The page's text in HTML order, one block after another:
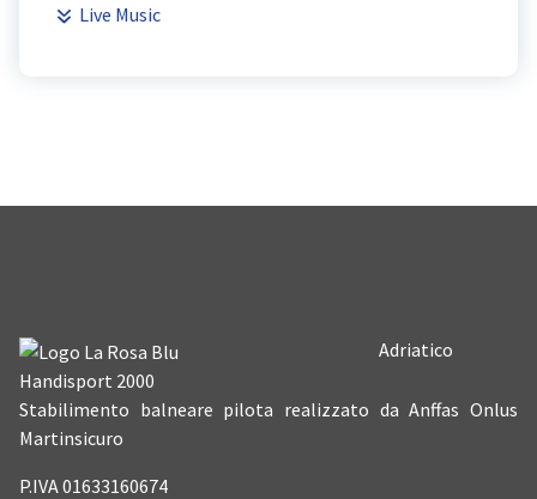
Live Music
Adriatico
Handisport 2000
Stabilimento balneare pilota realizzato da Anffas Onlus
Martinsicuro
P.IVA 01633160674